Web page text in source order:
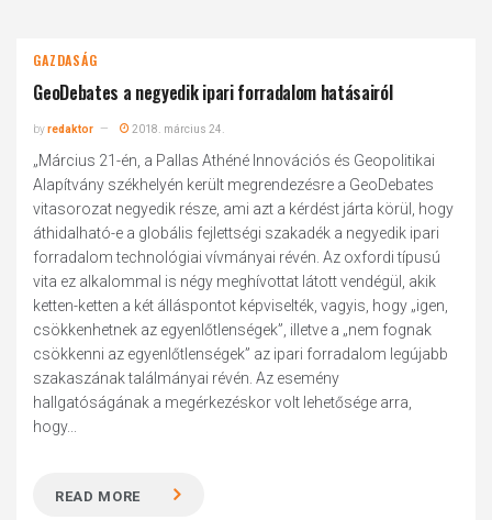
GAZDASÁG
GeoDebates a negyedik ipari forradalom hatásairól
byredaktor 2018. március 24.
„Március 21-én, a Pallas Athéné Innovációs és Geopolitikai
Alapítvány székhelyén került megrendezésre a GeoDebates
vitasorozat negyedik része, ami azt a kérdést járta körül, hogy
áthidalható-e a globális fejlettségi szakadék a negyedik ipari
forradalom technológiai vívmányai révén. Az oxfordi típusú
vita ez alkalommal is négy meghívottat látott vendégül, akik
ketten-ketten a két álláspontot képviselték, vagyis, hogy „igen,
csökkenhetnek az egyenlőtlenségek”, illetve a „nem fognak
csökkenni az egyenlőtlenségek” az ipari forradalom legújabb
szakaszának találmányai révén. Az esemény
hallgatóságának a megérkezéskor volt lehetősége arra,
hogy...
READ MORE